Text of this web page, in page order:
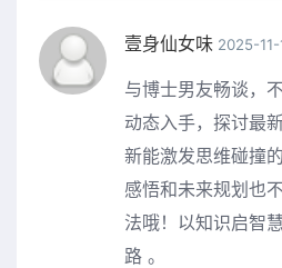
壹身仙女味2025-11-
与博士男友畅谈，
动态入手，探讨最
新能激发思维碰撞
感悟和未来规划也
法哦！以知识启智
路 。